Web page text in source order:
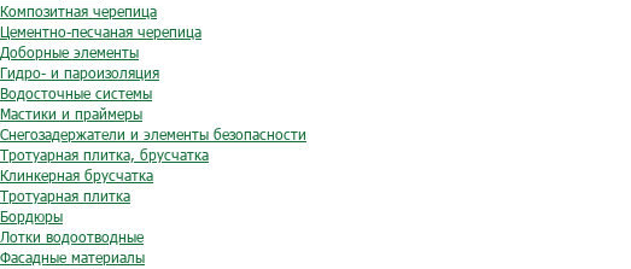
Композитная черепица
Цементно-песчаная черепица
Доборные элементы
Гидро- и пароизоляция
Водосточные системы
Мастики и праймеры
Снегозадержатели и элементы безопасности
Тротуарная плитка, брусчатка
Клинкерная брусчатка
Тротуарная плитка
Бордюры
Лотки водоотводные
Фасадные материалы